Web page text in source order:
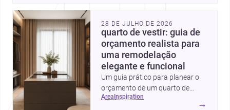
28 DE JULHO DE 2026
quarto de vestir: guia de
orçamento realista para
uma remodelação
elegante e funcional
Um guia prático para planear o
orçamento de um quarto de
vestir em Portugal, com
area inspiration
→